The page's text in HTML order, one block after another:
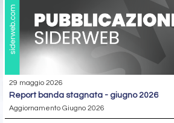
29 maggio 2026
report banda stagnata - giugno 2026
Aggiornamento Giugno 2026